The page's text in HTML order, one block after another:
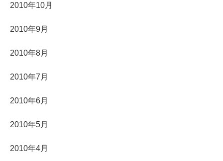
2010年10月
2010年9月
2010年8月
2010年7月
2010年6月
2010年5月
2010年4月